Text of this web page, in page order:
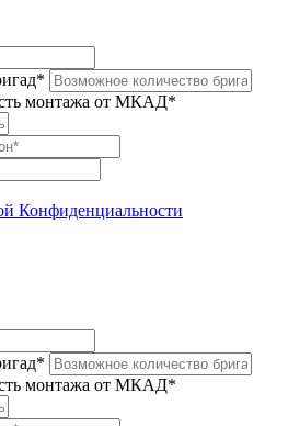
монтажа от МКАД*
Конфиденциальности
монтажа от МКАД*